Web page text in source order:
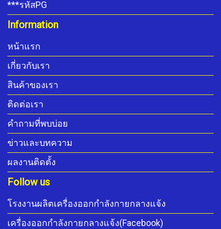
***รหัสPG
Information
หน้าแรก
เกี่ยวกับเรา
สินค้าของเรา
ติดต่อเรา
คำถามที่พบบ่อย
ข่าวและบทความ
ผลงานติดตั้ง
Follow us
โรงงานผลิตเครื่องออกกำลังกายกลางแจ้ง
เครื่องออกกำลังกายกลางแจ้ง(Facebook)